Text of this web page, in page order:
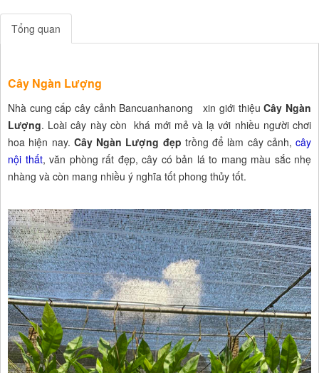
Tổng quan
Cây Ngàn Lượng
Nhà cung cấp cây cảnh Bancuanhanong xin giới thiệuCây Ngàn
Lượng. Loài cây này còn khá mới mẻ và lạ với nhiều người chơi
hoa hiện nay. Cây Ngàn Lượng đẹp trồng để làm cây cảnh, cây
nội thất, văn phòng rất đẹp, cây có bản lá to mang màu sắc nhẹ
nhàng và còn mang nhiều ý nghĩa tốt phong thủy tốt.